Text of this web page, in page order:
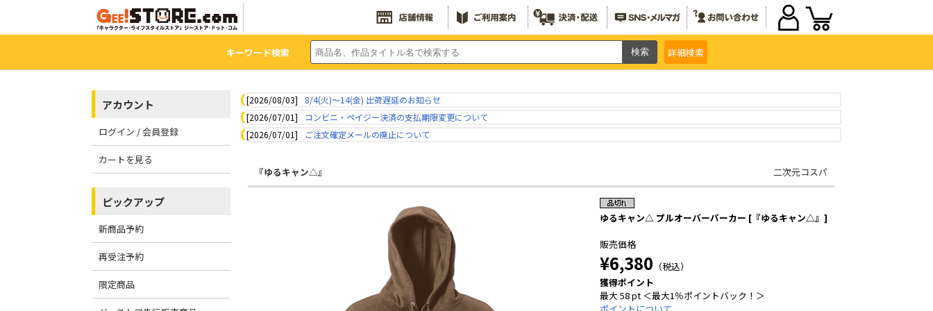
キーワード検索 詳細検索
アカウント
ログイン / 会員登録
カートを見る
ピックアップ
新商品予約
再受注予約
限定商品
[2026/08/03]
8/4(火)～14(金) 出荷遅延のお知らせ
[2026/07/01]
コンビニ・ペイジー決済の支払期限変更について
[2026/07/01]
ご注文確定メールの廃止について
『ゆるキャン△』 二次元コスパ
ゆるキャン△ プルオーバーパーカー [『ゆるキャン△』]
販売価格
¥6,380 （税込）
獲得ポイント
最大 58 pt ＜最大1％ポイントバック！＞